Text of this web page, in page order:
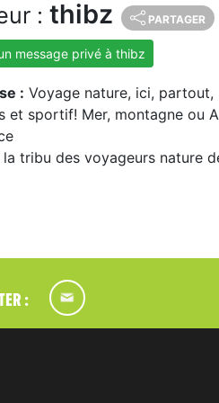
: thibz PARTAGER
message privé à thibz
: Voyage nature, ici,
et sportif! Mer, montagne ou
la tribu des voyageurs nature
: